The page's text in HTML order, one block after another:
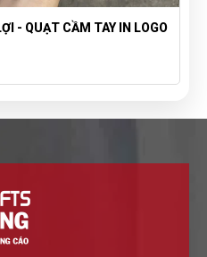
THEO YÊU CẦU GIÁ RẺ -